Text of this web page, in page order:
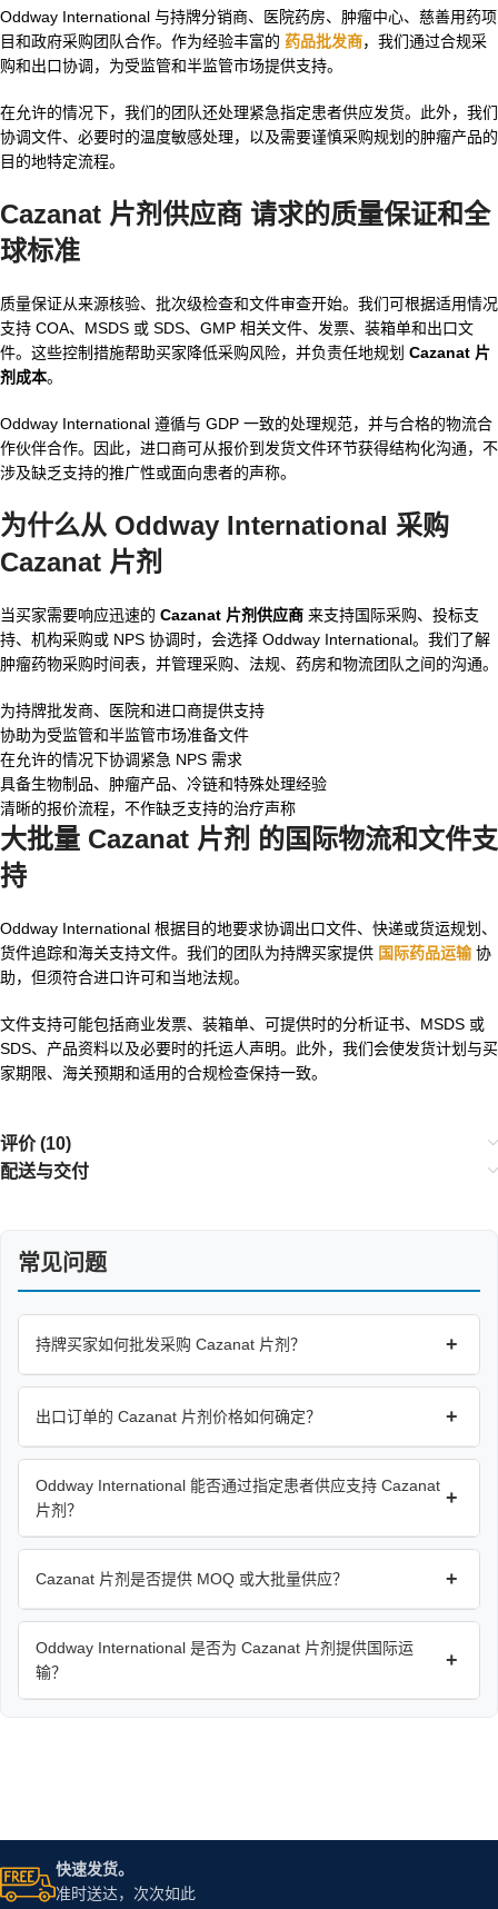
Oddway International 与持牌分销商、医院药房、肿瘤中心、慈善用药项
目和政府采购团队合作。作为经验丰富的 药品批发商，我们通过合规采
购和出口协调，为受监管和半监管市场提供支持。
在允许的情况下，我们的团队还处理紧急指定患者供应发货。此外，我们
协调文件、必要时的温度敏感处理，以及需要谨慎采购规划的肿瘤产品的
目的地特定流程。
Cazanat 片剂供应商 请求的质量保证和全
球标准
质量保证从来源核验、批次级检查和文件审查开始。我们可根据适用情况
支持 COA、MSDS 或 SDS、GMP 相关文件、发票、装箱单和出口文
件。这些控制措施帮助买家降低采购风险，并负责任地规划 Cazanat 片
剂成本。
Oddway International 遵循与 GDP 一致的处理规范，并与合格的物流合
作伙伴合作。因此，进口商可从报价到发货文件环节获得结构化沟通，不
涉及缺乏支持的推广性或面向患者的声称。
为什么从 Oddway International 采购
Cazanat 片剂
当买家需要响应迅速的 Cazanat 片剂供应商 来支持国际采购、投标支
持、机构采购或 NPS 协调时，会选择 Oddway International。我们了解
肿瘤药物采购时间表，并管理采购、法规、药房和物流团队之间的沟通。
为持牌批发商、医院和进口商提供支持
协助为受监管和半监管市场准备文件
在允许的情况下协调紧急 NPS 需求
具备生物制品、肿瘤产品、冷链和特殊处理经验
清晰的报价流程，不作缺乏支持的治疗声称
大批量 Cazanat 片剂 的国际物流和文件支
持
Oddway International 根据目的地要求协调出口文件、快递或货运规划、
货件追踪和海关支持文件。我们的团队为持牌买家提供 国际药品运输协
助，但须符合进口许可和当地法规。
文件支持可能包括商业发票、装箱单、可提供时的分析证书、MSDS 或
SDS、产品资料以及必要时的托运人声明。此外，我们会使发货计划与买
家期限、海关预期和适用的合规检查保持一致。
评价 (10)
配送与交付
常见问题
持牌买家如何批发采购 Cazanat 片剂？ +
出口订单的 Cazanat 片剂价格如何确定？ +
Oddway International 能否通过指定患者供应支持 Cazanat
片剂？
+
Cazanat 片剂是否提供 MOQ 或大批量供应？ +
Oddway International 是否为 Cazanat 片剂提供国际运
输？
+
快速发货。
准时送达，次次如此